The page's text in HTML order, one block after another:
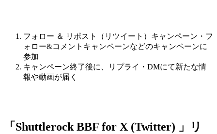
フォロー ＆ リポスト（リツイート）キャンペーン・フ
ォロー&コメントキャンペーンなどのキャンペーンに
参加
キャンペーン終了後に、リプライ・DMにて新たな情
報や動画が届く
「Shuttlerock BBF for X (Twitter) 」リ